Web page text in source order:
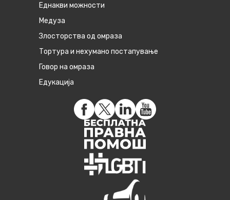
Eднакви можности
Медуза
Злосторства од омраза
Тортура и нехумано постапување
Говор на омраза
Едукација